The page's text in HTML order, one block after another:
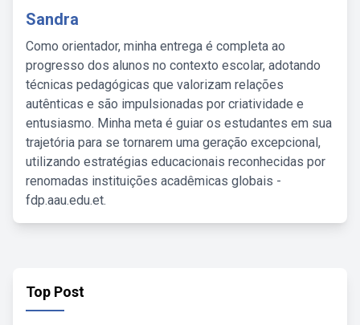
Sandra
Como orientador, minha entrega é completa ao
progresso dos alunos no contexto escolar, adotando
técnicas pedagógicas que valorizam relações
autênticas e são impulsionadas por criatividade e
entusiasmo. Minha meta é guiar os estudantes em sua
trajetória para se tornarem uma geração excepcional,
utilizando estratégias educacionais reconhecidas por
renomadas instituições acadêmicas globais -
fdp.aau.edu.et.
Top Post